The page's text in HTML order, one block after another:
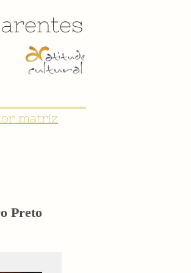
matriz
Preto